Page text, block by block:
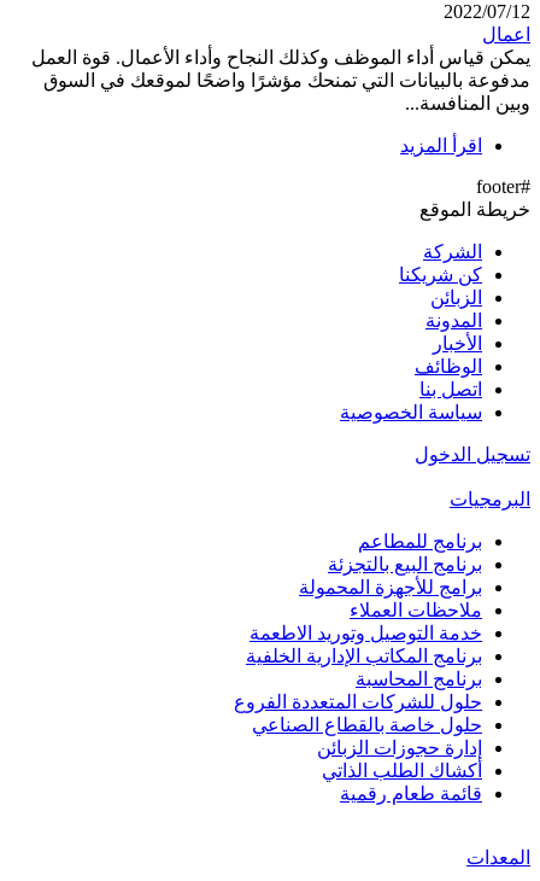
2022/07/12
اعمال
يمكن قياس أداء الموظف وكذلك النجاح وأداء الأعمال. قوة العمل
مدفوعة بالبيانات التي تمنحك مؤشرًا واضحًا لموقعك في السوق
وبين المنافسة...
اقرأ المزيد
#footer
خريطة الموقع
الشركة
كن شريكنا
الزبائن
المدونة
الأخبار
الوظائف
اتصل بنا
سياسة الخصوصية
تسجيل الدخول
البرمجيات
برنامج للمطاعم
برنامج البيع بالتجزئة
برامج للأجهزة المحمولة
ملاحظات العملاء
خدمة التوصيل وتوريد الاطعمة
برنامج المكاتب الإدارية الخلفية
برنامج المحاسبة
حلول للشركات المتعددة الفروع
حلول خاصة بالقطاع الصناعي
إدارة حجوزات الزبائن
أكشاك الطلب الذاتي
قائمة طعام رقمية
المعدات